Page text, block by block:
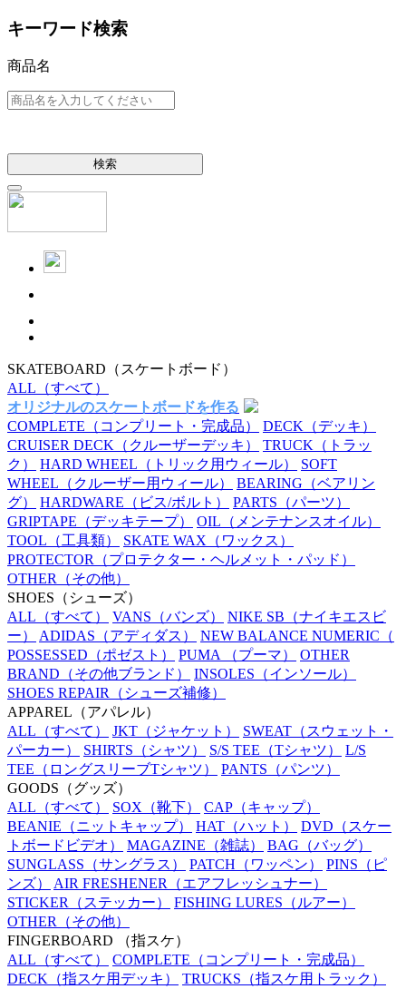
キーワード検索
商品名
検索
SKATEBOARD （スケートボード）
ALL （すべて）
オリジナルのスケートボードを作る
COMPLETE （コンプリート・完成品） DECK （デッキ）
CRUISER DECK （クルーザーデッキ） TRUCK （トラッ
ク）
HARD WHEEL （トリック用ウィール）
SOFT
WHEEL （クルーザー用ウィール） BEARING （ベアリン
グ）
HARDWARE （ビス/ボルト） PARTS （パーツ）
GRIPTAPE （デッキテープ） OIL （メンテナンスオイル）
TOOL （工具類） SKATE WAX （ワックス）
PROTECTOR （プロテクター・ヘルメット・パッド）
OTHER （その他）
SHOES （シューズ）
ALL （すべて） VANS （バンズ） NIKE SB （ナイキエスビ
ー）
ADIDAS （アディダス） NEW BALANCE NUMERIC （
POSSESSED （ポゼスト） PUMA （プーマ）
OTHER
BRAND （その他ブランド） INSOLES （インソール）
SHOES REPAIR （シューズ補修）
APPAREL （アパレル）
ALL （すべて） JKT （ジャケット） SWEAT （スウェット・
パーカー）
SHIRTS （シャツ） S/S TEE （Tシャツ）
L/S
TEE （ロングスリーブTシャツ） PANTS （パンツ）
GOODS （グッズ）
ALL （すべて） SOX （靴下） CAP （キャップ）
BEANIE （ニットキャップ） HAT （ハット） DVD （スケー
トボードビデオ）
MAGAZINE （雑誌） BAG （バッグ）
SUNGLASS （サングラス） PATCH （ワッペン） PINS （ピ
ンズ）
AIR FRESHENER （エアフレッシュナー）
STICKER （ステッカー） FISHING LURES （ルアー）
OTHER （その他）
FINGERBOARD
（指スケ）
ALL （すべて） COMPLETE （コンプリート・完成品）
DECK （指スケ用デッキ） TRUCKS （指スケ用トラック）